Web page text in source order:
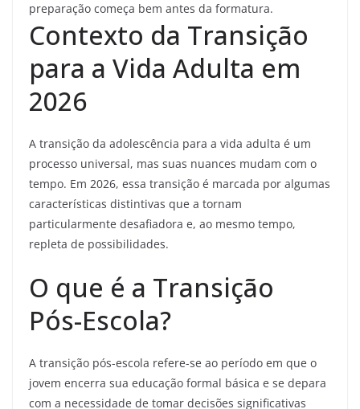
preparação começa bem antes da formatura.
Contexto da Transição
para a Vida Adulta em
2026
A transição da adolescência para a vida adulta é um
processo universal, mas suas nuances mudam com o
tempo. Em 2026, essa transição é marcada por algumas
características distintivas que a tornam
particularmente desafiadora e, ao mesmo tempo,
repleta de possibilidades.
O que é a Transição
Pós-Escola?
A transição pós-escola refere-se ao período em que o
jovem encerra sua educação formal básica e se depara
com a necessidade de tomar decisões significativas